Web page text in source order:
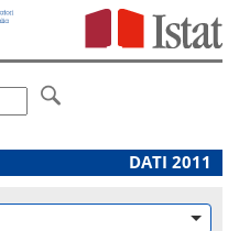
DATI 2011